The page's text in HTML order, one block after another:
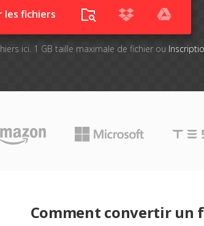
les fichiers
ici. 1 GB taille maximale de fichier ou
Comment convertir un